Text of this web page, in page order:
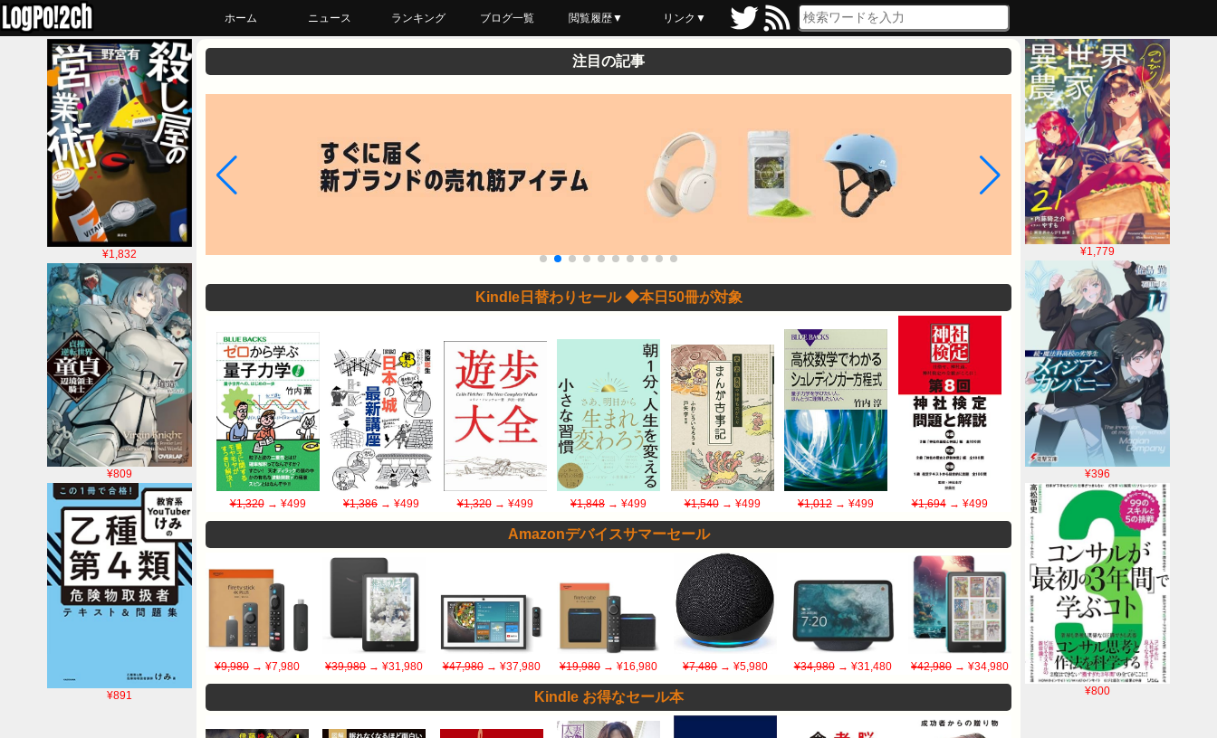
ホーム ニュース ランキング ブログ一覧 閲覧履歴▼
最近読んだ
あとで読む
ブックマーク
リンク▼
¥1,779
¥396
¥800
¥1,832
¥809
¥891
注目の記事
Kindle日替わりセール ◆本日50冊が対象
¥1,320→ ¥499 ¥1,386 → ¥499 ¥1,320→ ¥499 ¥1,848 → ¥499 ¥1,540→ ¥499 ¥1,012 → ¥499 ¥1,694→ ¥499
Amazonデバイスサマーセール
¥9,980 → ¥7,980 ¥39,980→ ¥31,980 ¥47,980→ ¥37,980 ¥19,980→ ¥16,980 ¥7,480→ ¥5,980 ¥34,980→ ¥31,480 ¥42,980→ ¥34,980
Kindle お得なセール本